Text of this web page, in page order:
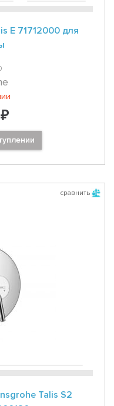
E 71712000 для
сравнить
Talis S2